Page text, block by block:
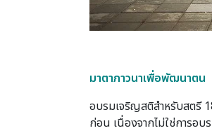
มาตาภาวนาเพื่อพัฒนาตน
อบรมเจริญสติสำหรับสตรี
ก่อน เนื่องจากไม่ใช่การอ